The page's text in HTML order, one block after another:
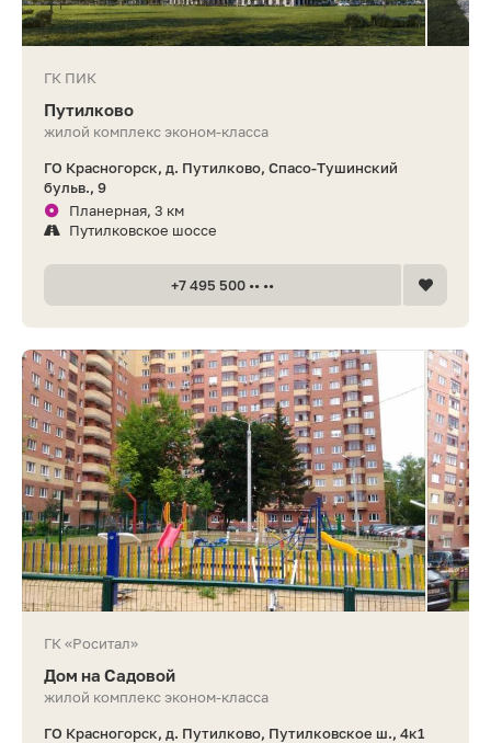
ГК ПИК
Путилково
жилой комплекс эконом-класса
ГО Красногорск, д. Путилково, Спасо-Тушинский
бульв., 9
Планерная, 3 км
Путилковское шоссе
+7 495 500 •• ••
ГК «Роситал»
Дом на Садовой
жилой комплекс эконом-класса
ГО Красногорск, д. Путилково, Путилковское ш., 4к1